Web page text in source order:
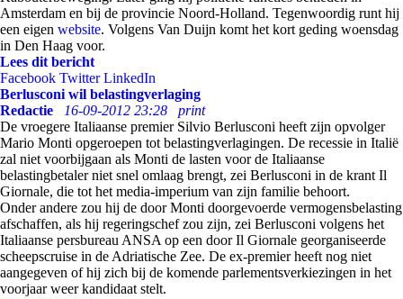
Amsterdam en bij de provincie Noord-Holland. Tegenwoordig runt hij
een eigen website. Volgens Van Duijn komt het kort geding woensdag
in Den Haag voor.
Lees dit bericht
Facebook Twitter LinkedIn
Berlusconi wil belastingverlaging
Redactie
16-09-2012 23:28
print
De vroegere Italiaanse premier Silvio Berlusconi heeft zijn opvolger
Mario Monti opgeroepen tot belastingverlagingen. De recessie in Italië
zal niet voorbijgaan als Monti de lasten voor de Italiaanse
belastingbetaler niet snel omlaag brengt, zei Berlusconi in de krant Il
Giornale, die tot het media-imperium van zijn familie behoort.
Onder andere zou hij de door Monti doorgevoerde vermogensbelasting
afschaffen, als hij regeringschef zou zijn, zei Berlusconi volgens het
Italiaanse persbureau ANSA op een door Il Giornale georganiseerde
scheepscruise in de Adriatische Zee. De ex-premier heeft nog niet
aangegeven of hij zich bij de komende parlementsverkiezingen in het
voorjaar weer kandidaat stelt.